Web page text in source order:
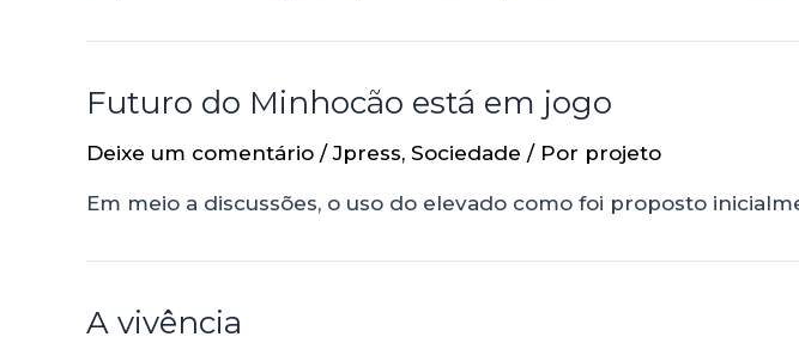
Futuro do Minhocão está em jogo
Deixe um comentário /Jpress, Sociedade / Por projeto
Em meio a discussões, o uso do elevado como foi proposto
A vivência